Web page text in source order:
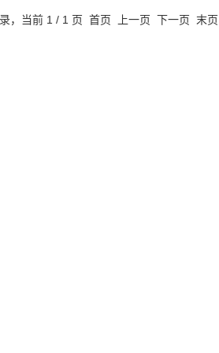
，当前 1 / 1 页 首页 上一页 下一页 末